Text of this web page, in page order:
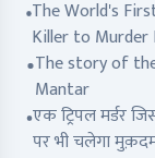
The World's
Killer to Murder
The story of
Mantar
एक ट्रिपल मर्डर
पर भी चलेगा